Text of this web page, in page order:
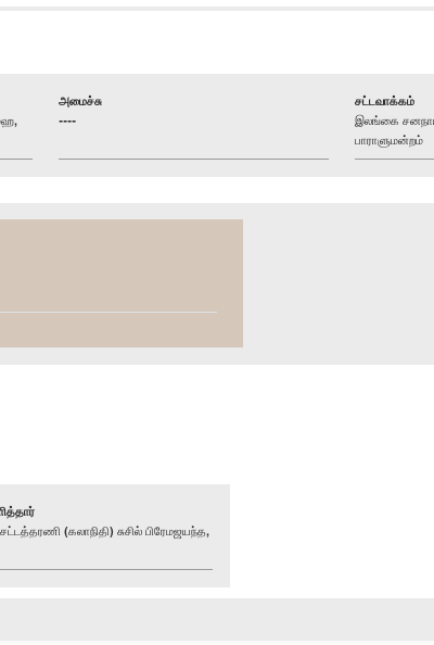
அமைச்சு
----
சட்டவாக்கம்
இலங்கை
பாராளுமன்றம்
(கலாநிதி) சுசில் பிரேமஜயந்த,